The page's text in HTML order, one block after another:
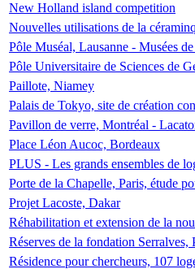
New Holland island competition
Nouvelles utilisations de la
Pôle Muséal, Lausanne - Musées
Pôle Universitaire de Sciences de
Paillote, Niamey
Palais de Tokyo, site de création
Pavillon de verre, Montréal -
Place Léon Aucoc, Bordeaux
PLUS - Les grands ensembles de
Porte de la Chapelle, Paris, étude
Projet Lacoste, Dakar
Réhabilitation et extension de la
Réserves de la fondation Serralves,
Résidence pour chercheurs, 107